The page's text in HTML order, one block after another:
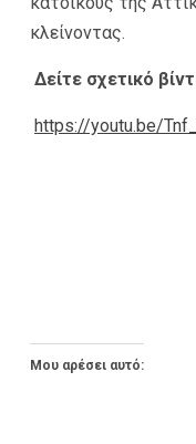
κλείνοντας.
Δείτε σχετικό
https://youtu.be/
Μου αρέσει αυτό: